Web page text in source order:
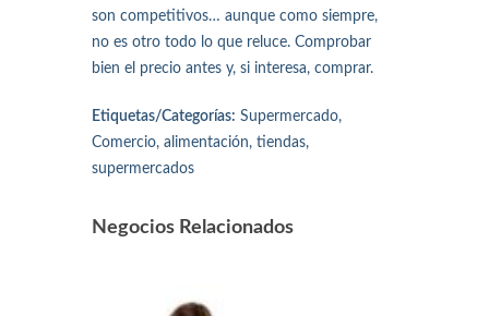
son competitivos… aunque como siempre,
no es otro todo lo que reluce. Comprobar
bien el precio antes y, si interesa, comprar.
Etiquetas/Categorías: Supermercado,
Comercio, alimentación, tiendas,
supermercados
Negocios Relacionados